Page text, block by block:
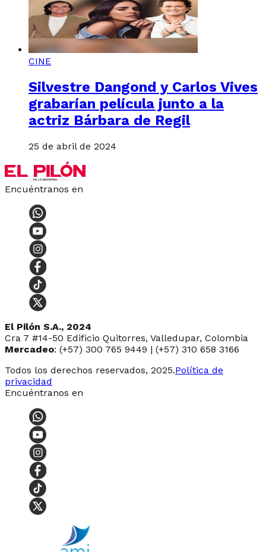
CINE
Silvestre Dangond y Carlos Vives
grabarían película junto a la
actriz Bárbara de Regil
25 de abril de 2024
Encuéntranos en
El Pilón S.A., 2024
Cra 7 #14-50 Edificio Quitorres, Valledupar, Colombia
Mercadeo: (+57) 300 765 9449 | (+57) 310 658 3166
Todos los derechos reservados, 2025.Política de
privacidad
Encuéntranos en